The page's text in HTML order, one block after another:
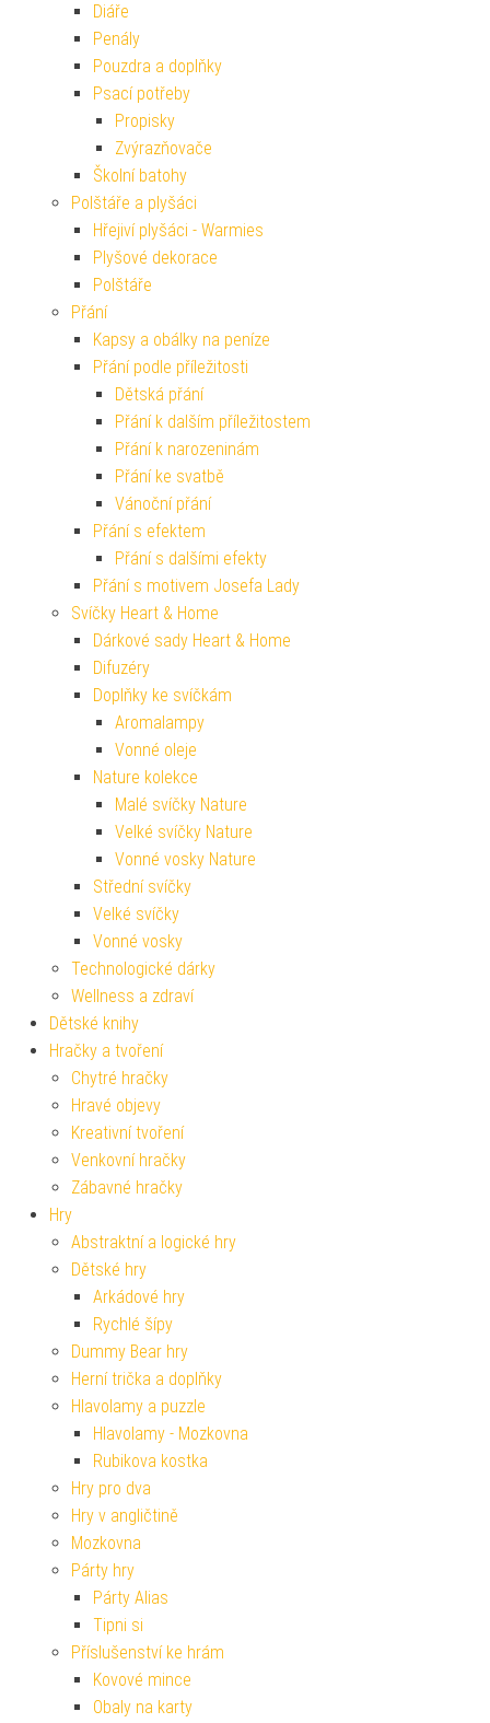
Diáře
Penály
Pouzdra a doplňky
Psací potřeby
Propisky
Zvýrazňovače
Školní batohy
Polštáře a plyšáci
Hřejiví plyšáci - Warmies
Plyšové dekorace
Polštáře
Přání
Kapsy a obálky na peníze
Přání podle příležitosti
Dětská přání
Přání k dalším příležitostem
Přání k narozeninám
Přání ke svatbě
Vánoční přání
Přání s efektem
Přání s dalšími efekty
Přání s motivem Josefa Lady
Svíčky Heart & Home
Dárkové sady Heart & Home
Difuzéry
Doplňky ke svíčkám
Aromalampy
Vonné oleje
Nature kolekce
Malé svíčky Nature
Velké svíčky Nature
Vonné vosky Nature
Střední svíčky
Velké svíčky
Vonné vosky
Technologické dárky
Wellness a zdraví
Dětské knihy
Hračky a tvoření
Chytré hračky
Hravé objevy
Kreativní tvoření
Venkovní hračky
Zábavné hračky
Hry
Abstraktní a logické hry
Dětské hry
Arkádové hry
Rychlé šípy
Dummy Bear hry
Herní trička a doplňky
Hlavolamy a puzzle
Hlavolamy - Mozkovna
Rubikova kostka
Hry pro dva
Hry v angličtině
Mozkovna
Párty hry
Párty Alias
Tipni si
Příslušenství ke hrám
Kovové mince
Obaly na karty